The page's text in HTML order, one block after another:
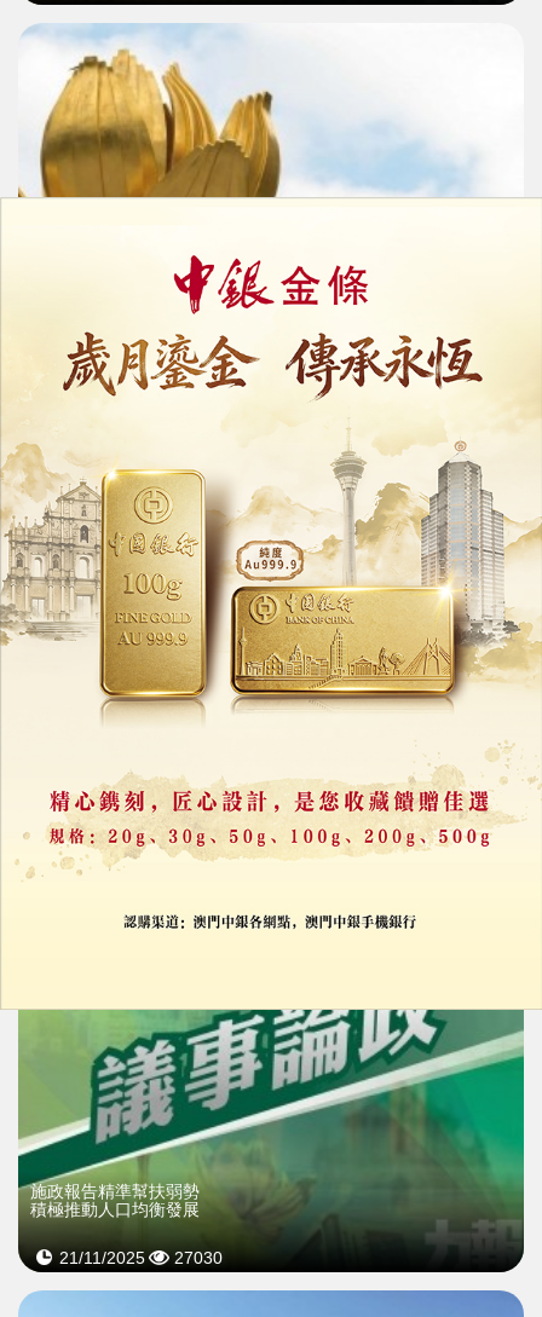
五司：積極主動作為
維護落實好行政主導
落實澳門中小企扶持政策
延伸至橫琴粵澳深度合作區
05/12/2025 24292
施政報告精準幫扶弱勢
積極推動人口均衡發展
21/11/2025 27030